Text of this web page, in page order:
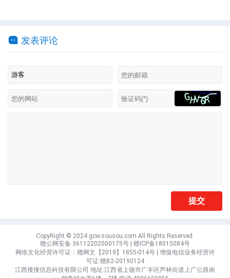
发表评论
CopyRight © 2024 gcw.sousou.com All Rights Reserved.
赣公网安备 36112202000175号
赣ICP备18015084号
网络文化经营许可证：赣网文【2019】1855-014号 | 增值电信业务经营许
可证:赣B2-20190124
江西搜搜信息科技有限公司 地址:江西省上饶市广丰区芦林街道上广公路南